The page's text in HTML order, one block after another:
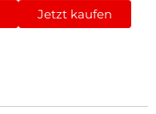
Jetzt kaufen